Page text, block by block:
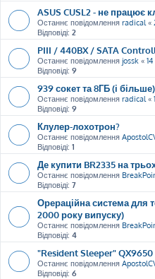
ASUS CUSL2 - не працює
Останнє повідомлення radical«
Відповіді: 2
PIII / 440BX / SATA
Останнє повідомлення jossk «
Відповіді: 9
939 сокет та 8ГБ (і
Останнє повідомлення radical«
Відповіді: 9
Клулер-лохотрон?
Останнє повідомлення
Відповіді: 1
Де купити BR2335 на
Останнє повідомлення
Відповіді: 7
Орераційна система для
2000 року випуску)
Останнє повідомлення
Відповіді: 4
"Resident Sleeper" QX9650
Останнє повідомлення
Відповіді: 6